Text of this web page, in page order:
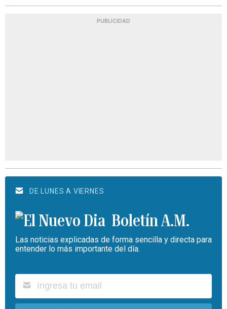
PUBLICIDAD
DE LUNES A VIERNES
Boletín A.M.
Las noticias explicadas de forma sencilla y directa para
entender lo más importante del día.